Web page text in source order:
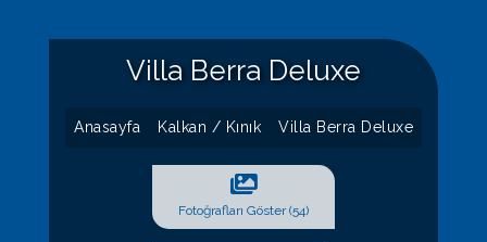
Fırsatlar
Bilgi SayfalarıVilla Berra Deluxe
Anasayfa Kalkan / Kınık Villa Berra Deluxe
Fotoğrafları Göster (54)